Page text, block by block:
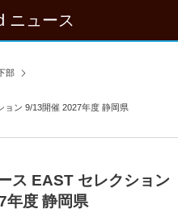
ニュース
部
ョン 9/13開催 2027年度 静岡県
ス EAST セレクション
年度 静岡県